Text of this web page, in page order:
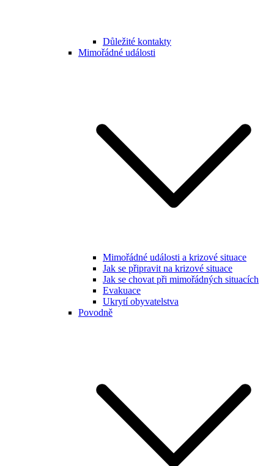
Důležité kontakty
Mimořádné události
Mimořádné události a krizové situace
Jak se připravit na krizové situace
Jak se chovat při mimořádných situacích
Evakuace
Ukrytí obyvatelstva
Povodně